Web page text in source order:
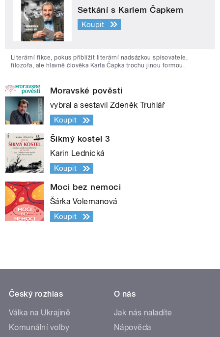
Setkání s Karlem Čapkem
Koupit
Literární fikce, pokus přiblížit literární nadsázkou spisovatele,
filozofa, ale hlavně člověka Karla Čapka trochu jinou formou.
Moravské pověsti
vybral a sestavil Zdeněk Truhlář
Koupit
Šikmý kostel 3
Karin Lednická
Koupit
Moci bez nemoci
Šárka Volemanová
Koupit
Český rozhlas
Válka na Ukrajině
Komunální volby
O nás
Jak nás naladíte
Nápověda